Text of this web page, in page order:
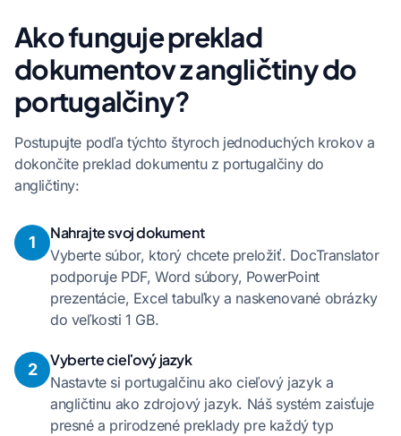
Ako funguje preklad
dokumentov z angličtiny do
portugalčiny?
Postupujte podľa týchto štyroch jednoduchých krokov a
dokončite preklad dokumentu z portugalčiny do
angličtiny:
1
Nahrajte svoj dokument
Vyberte súbor, ktorý chcete preložiť. DocTranslator
podporuje PDF, Word súbory, PowerPoint
prezentácie, Excel tabuľky a naskenované obrázky
do veľkosti 1 GB.
2
Vyberte cieľový jazyk
Nastavte si portugalčinu ako cieľový jazyk a
angličtinu ako zdrojový jazyk. Náš systém zaisťuje
presné a prirodzené preklady pre každý typ